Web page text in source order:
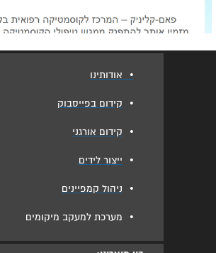
• אודותינו
• קידום בפייסבוק
• קידום אורגני
• ייצור לידים
• ניהול קמפיינים
• מערכת למעקב מיקומים